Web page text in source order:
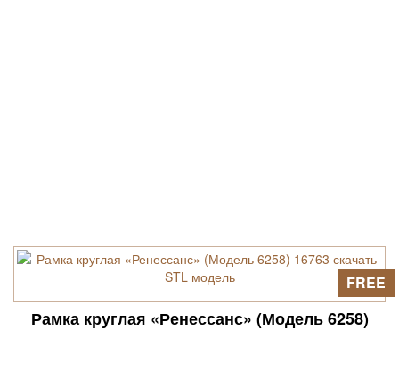
Рамка круглая «Ренессанс» (Модель 6258)
FREE